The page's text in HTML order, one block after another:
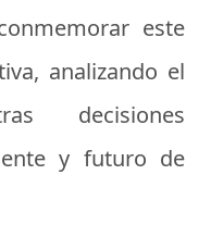
este
analizando el
decisiones
y futuro de